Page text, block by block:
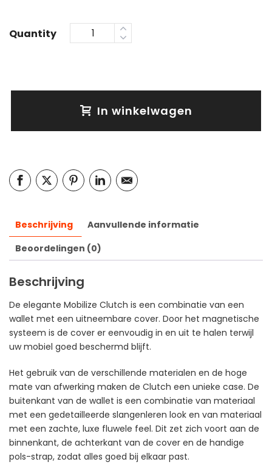
Quantity
In winkelwagen
Beschrijving
Aanvullende informatie
Beoordelingen (0)
Beschrijving
De elegante Mobilize Clutch is een combinatie van een
wallet met een uitneembare cover. Door het magnetische
systeem is de cover er eenvoudig in en uit te halen terwijl
uw mobiel goed beschermd blijft.
Het gebruik van de verschillende materialen en de hoge
mate van afwerking maken de Clutch een unieke case. De
buitenkant van de wallet is een combinatie van materiaal
met een gedetailleerde slangenleren look en van materiaal
met een zachte, luxe fluwele feel. Dit zet zich voort aan de
binnenkant, de achterkant van de cover en de handige
pols-strap, zodat alles goed bij elkaar past.